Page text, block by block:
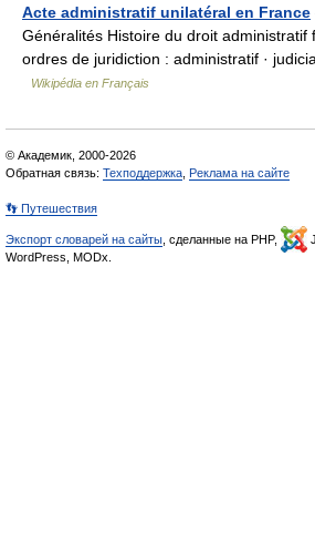
Acte administratif unilatéral en France
Généralités Histoire du droit administratif
ordres de juridiction : administratif ·
Wikipédia en Français
© Академик, 2000-2026
Обратная связь: Техподдержка Реклама на сайте
👣 Путешествия
Экспорт словарей на сайты , сделанные на PHP,
WordPress, MODx.